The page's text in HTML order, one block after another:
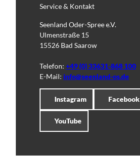
Service & Kontakt
Seenland Oder-Spree e.V.
Ulmenstraße 15
15526 Bad Saarow
Telefon: +49 (0) 33631-868 100
E-Mail: info@seenland-os.de
Instagram Facebook
YouTube